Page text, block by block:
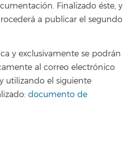
Finalizado éste, y
a publicar el segundo
y exclusivamente se podrán
al correo electrónico
utilizando el siguiente
documento de